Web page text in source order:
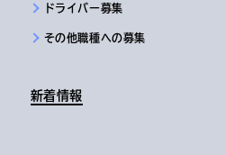
ドライバー募集
その他職種への募集
新着情報